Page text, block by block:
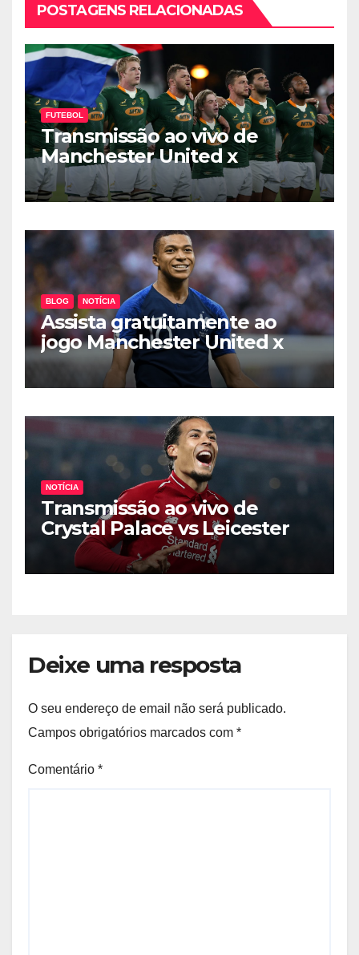
POSTAGENS RELACIONADAS
FUTEBOL
Transmissão ao vivo de
Manchester United x
Everton.
BLOG NOTÍCIA
Assista gratuitamente ao
jogo Manchester United x
Everton
NOTÍCIA
Transmissão ao vivo de
Crystal Palace vs Leicester
City.
Deixe uma resposta
O seu endereço de email não será publicado.
Campos obrigatórios marcados com *
Comentário *